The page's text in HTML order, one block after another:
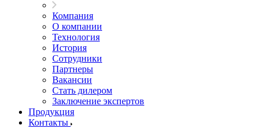
Компания
О компании
Технология
История
Сотрудники
Партнеры
Вакансии
Стать дилером
Заключение экспертов
Продукция
Контакты